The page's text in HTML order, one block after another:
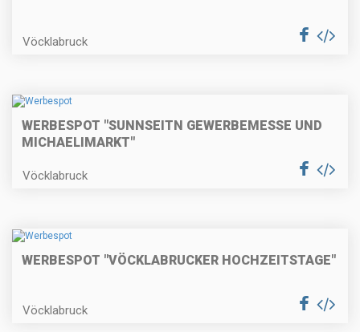
Vöcklabruck
WERBESPOT "SUNNSEITN GEWERBEMESSE UND
MICHAELIMARKT"
Vöcklabruck
WERBESPOT "VÖCKLABRUCKER HOCHZEITSTAGE"
Vöcklabruck